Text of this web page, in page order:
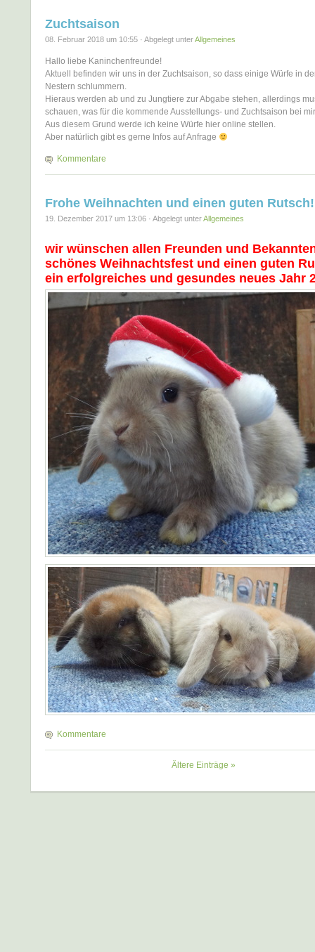
Zuchtsaison
08. Februar 2018 um 10:55 · Abgelegt unterAllgemeines
Hallo liebe Kaninchenfreunde!
Aktuell befinden wir uns in der Zuchtsaison, so dass einige Würfe in
Nestern schlummern.
Hieraus werden ab und zu Jungtiere zur Abgabe stehen, allerdings
schauen, was für die kommende Ausstellungs- und Zuchtsaison bei
Aus diesem Grund werde ich keine Würfe hier online stellen.
Aber natürlich gibt es gerne Infos auf Anfrage
Kommentare
Frohe Weihnachten und einen guten
19. Dezember 2017 um 13:06 · Abgelegt unterAllgemeines
wir wünschen allen Freunden und
schönes Weihnachtsfest und einen guten
ein erfolgreiches und gesundes neues Jahr
Kommentare
Ältere Einträge »